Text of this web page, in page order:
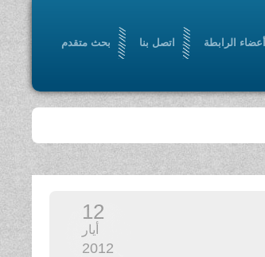
أعضاء الرابطة اتصل بنا بحث متقدم
12
أيار
2012